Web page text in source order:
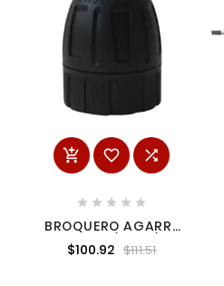
  
    
BROQUERO AGARRE
RAPIDO 1/2" X 1/2"
AVANTE BRQAR1/2X1/2
$100.92 $111.51